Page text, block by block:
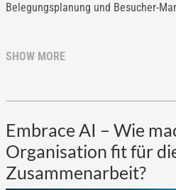
Belegungsplanung und Besucher-
SHOW MORE
Embrace AI – Wie
Organisation fit für
Zusammenarbeit?